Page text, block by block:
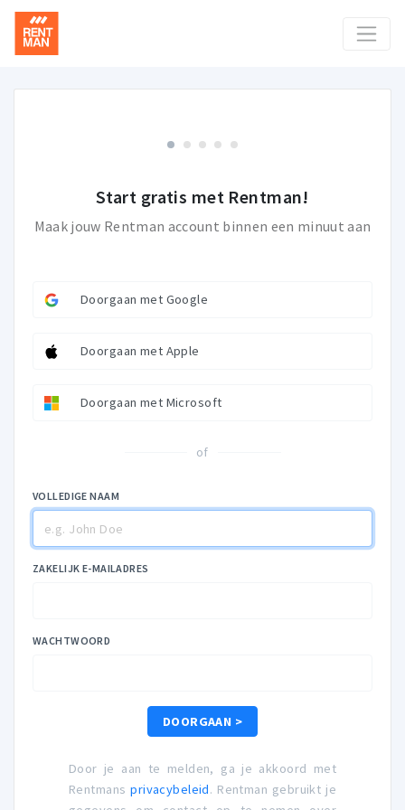
Start gratis met Rentman!
Maak jouw Rentman account binnen een minuut aan
Doorgaan met Google
Doorgaan met Apple
Doorgaan met Microsoft
of
VOLLEDIGE NAAM
ZAKELIJK E-MAILADRES
WACHTWOORD
DOORGAAN >
Door je aan te melden, ga je akkoord met
Rentmansprivacybeleid. Rentman gebruikt je